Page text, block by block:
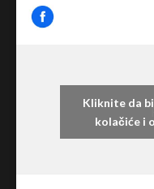
Kliknite da
kolačiće i